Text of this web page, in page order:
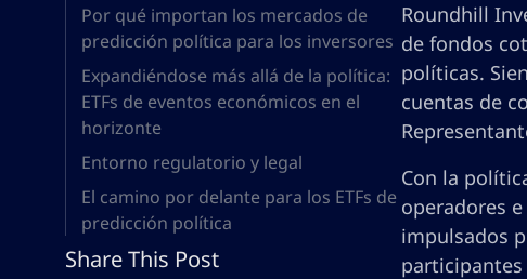
Por qué importan los mercados de
predicción política para los inversores
Expandiéndose más allá de la política:
ETFs de eventos económicos en el
horizonte
Entorno regulatorio y legal
El camino por delante para los ETFs de
predicción política
Share This Post
Roundhill
de fondos
políticas.
cuentas de
Con la
operadores
impulsados
participantes